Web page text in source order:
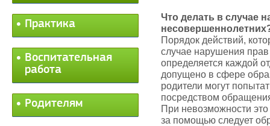
Практика
Воспитательная
работа
Родителям
Что делать в случае
Порядок действий,
случае нарушения
определяется каждой
допущено в сфере
родители могут
посредством
При невозможности
за помощью следует